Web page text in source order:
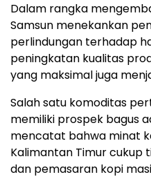
Dalam rangka
Samsun menekankan
perlindungan terhadap
peningkatan kualitas
yang maksimal juga
Salah satu komoditas
memiliki prospek bagus
mencatat bahwa minat
Kalimantan Timur cukup
dan pemasaran kopi